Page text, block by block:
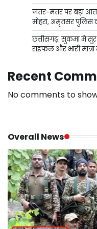
जंतर-मंतर पर बड़ा
मोहरा, अमृतसर पुलिस
छत्तीसगढ़: सुकमा में
राइफल और भारी
Recent
No comments to
Overall News